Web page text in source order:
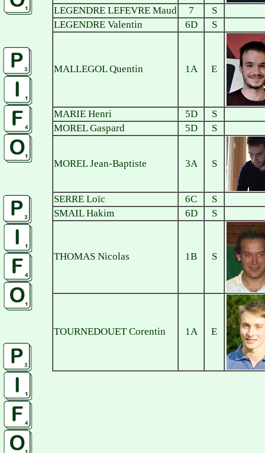
LEGENDRE LEFEVRE Maud 7
S
LEGENDRE Valentin
6D S
MALLEGOL Quentin 1A E
MARIE Henri 5D
S
MOREL Gaspard
5D S
MOREL Jean-Baptiste 3A S
SERRE Loïc 6C
S
SMAIL Hakim
6D S
THOMAS Nicolas 1B S
TOURNEDOUET Corentin 1A E